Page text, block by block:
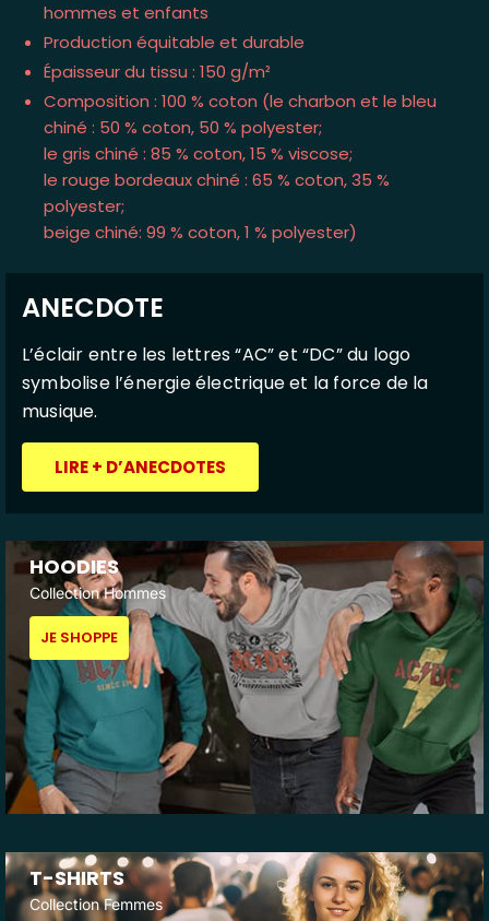
hommes et enfants
Production équitable et durable
Épaisseur du tissu : 150 g/m²
Composition : 100 % coton (le charbon et le bleu
chiné : 50 % coton, 50 % polyester;
le gris chiné : 85 % coton, 15 % viscose;
le rouge bordeaux chiné : 65 % coton, 35 %
polyester;
beige chiné: 99 % coton, 1 % polyester)
ANECDOTE
L’éclair entre les lettres “AC” et “DC” du logo
symbolise l’énergie électrique et la force de la
musique.
LIRE + D’ANECDOTES
HOODIES
Collection Hommes
JE SHOPPE
T-SHIRTS
Collection Femmes